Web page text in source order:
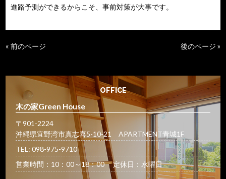
進路予測ができるからこそ、事前対策が大事です。
« 前のページ 後のページ »
OFFICE
木の家Green House
〒901-2224
沖縄県宜野湾市真志喜5-10-21 APARTMENT青城1F
TEL: 098-975-9710
営業時間：10：00～18：00 定休日：水曜日